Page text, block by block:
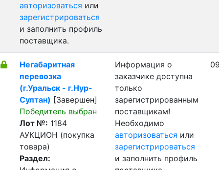
авторизоваться или
зарегистрироваться
и заполнить профиль
поставщика.
Негабаритная
перевозка
(г.Уральск - г.Нур-
Султан) [Завершен]
Победитель выбран
Лот №: 1184
АУКЦИОН (покупка
товара)
Раздел:
Информация о
заказчике доступна
только
зарегистрированным
поставщикам!
Необходимо
авторизоваться или
зарегистрироваться
и заполнить профиль